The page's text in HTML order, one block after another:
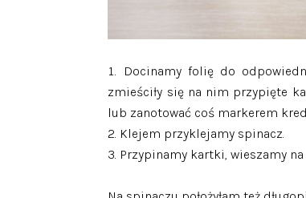
Docinamy folię do
zmieściły się na nim przypięte
lub zanotować coś markerem
Klejem przyklejamy spinacz.
Przypinamy kartki, wieszamy